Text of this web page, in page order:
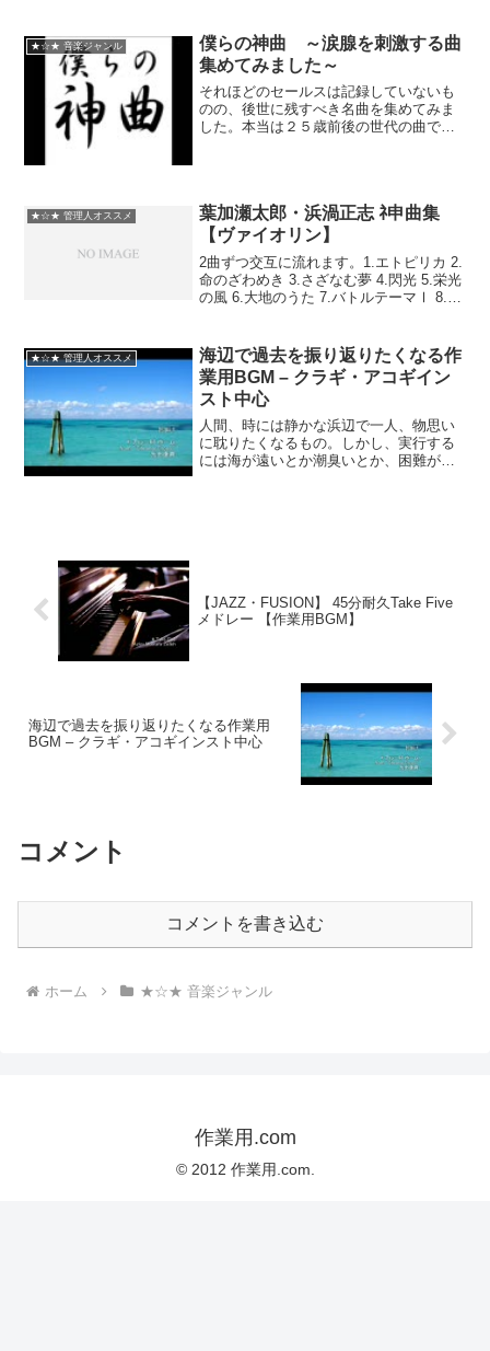
★☆★ 音楽ジャンル
僕らの神曲 ～涙腺を刺激する曲
集めてみました～
それほどのセールスは記録していないも
のの、後世に残すべき名曲を集めてみま
した。本当は２５歳前後の世代の曲で作
★☆★ 管理人オススメ
葉加瀬太郎・浜渦正志 ﾈ申曲集
【ヴァイオリン】
2曲ずつ交互に流れます。1.エトピリカ 2.
命のざわめき 3.さざなむ夢 4.閃光 5.栄光
の風 6.大地のうた 7.バトルテーマⅠ 8.心
★☆★ 管理人オススメ
海辺で過去を振り返りたくなる作
業用BGM – クラギ・アコギイン
スト中心
人間、時には静かな浜辺で一人、物思い
に耽りたくなるもの。しかし、実行する
には海が遠いとか潮臭いとか、困難がつ
【JAZZ・FUSION】 45分耐久Take Five
メドレー 【作業用BGM】
海辺で過去を振り返りたくなる作業用
BGM – クラギ・アコギインスト中心
コメント
コメントを書き込む
ホーム ★☆★ 音楽ジャンル
作業用.com
© 2012 作業用.com.